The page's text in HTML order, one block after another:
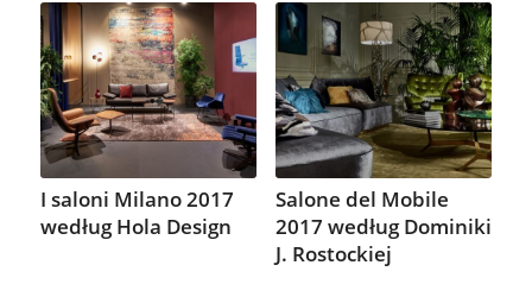
I saloni Milano 2017
według Hola Design
Salone del Mobile
2017 według Dominiki
J. Rostockiej